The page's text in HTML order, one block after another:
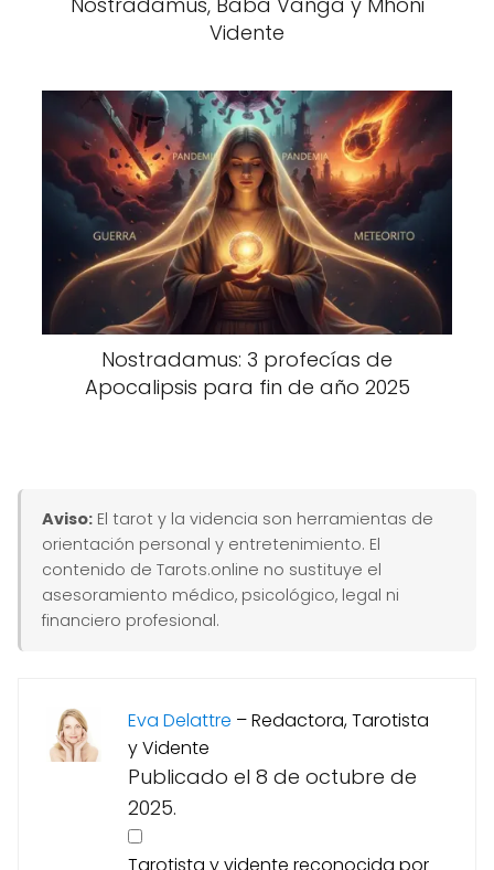
Vidente
Nostradamus: 3 profecías de
Apocalipsis para fin de año 2025
Aviso: El tarot y la videncia son herramientas de
orientación personal y entretenimiento. El
contenido de Tarots.online no sustituye el
asesoramiento médico, psicológico, legal ni
financiero profesional.
Eva Delattre –Redactora, Tarotista
y Vidente
Publicado el 8 de octubre de
2025.